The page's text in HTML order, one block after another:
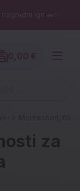
igri 🚗✨
...)
za